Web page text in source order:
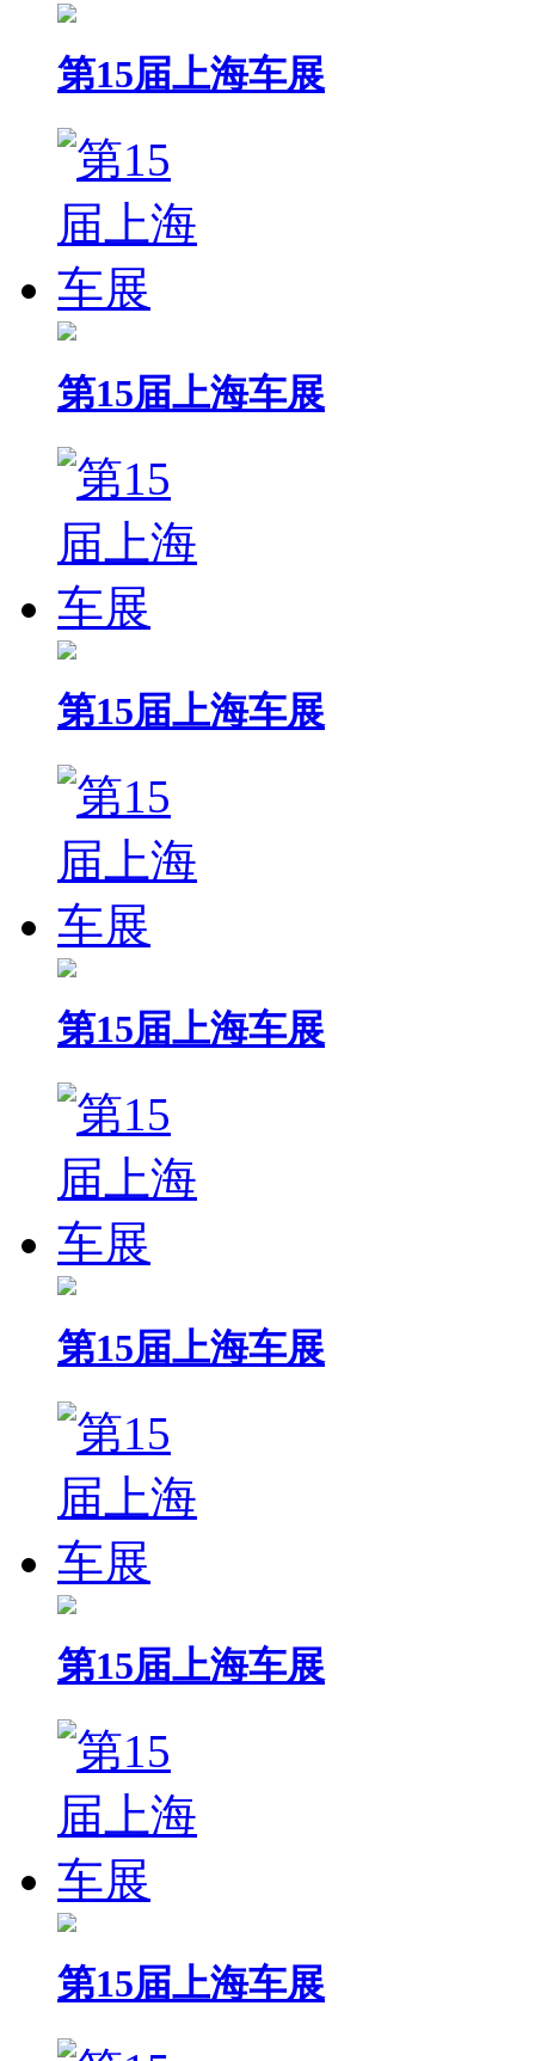
第15届上海车展
第15届上海车展
第15届上海车展
第15届上海车展
第15届上海车展
第15届上海车展
第15届上海车展